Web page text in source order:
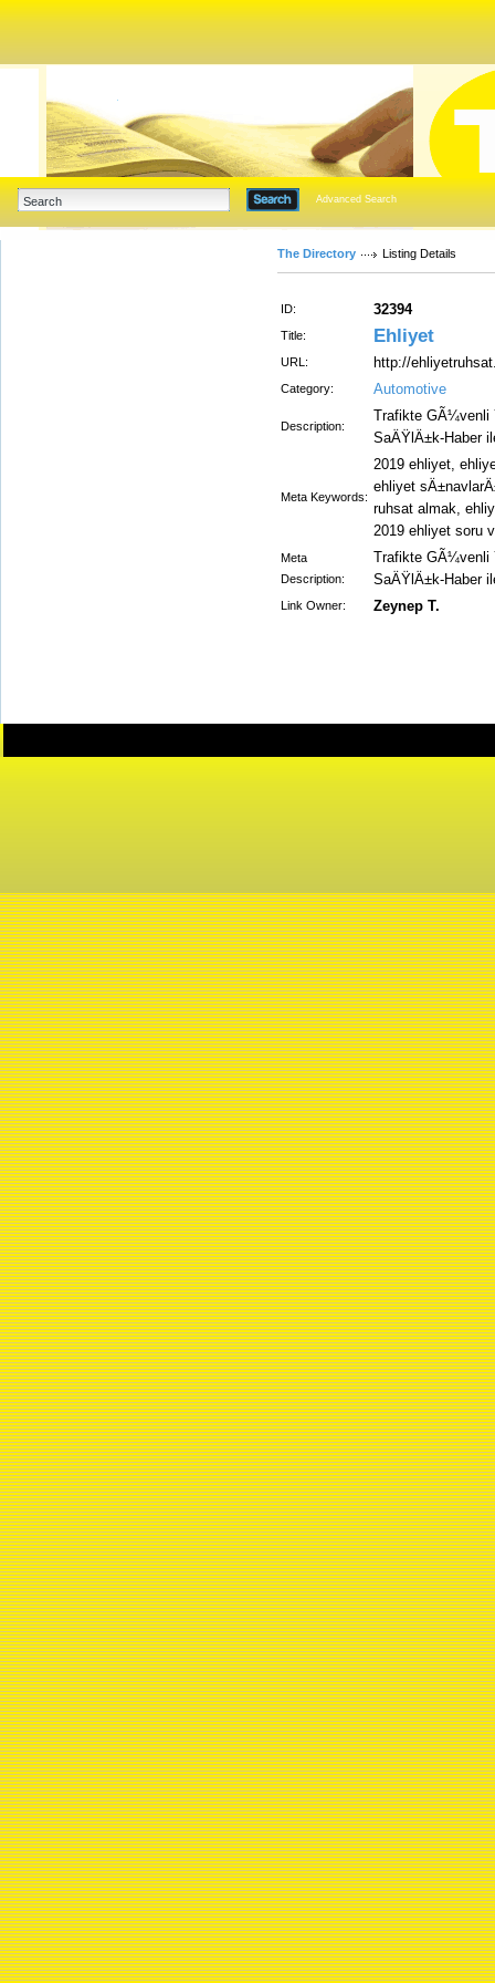
Advanced Search
The Directory Listing Details
ID: 32394
Title: Ehliyet
URL: http://
Category: Automotive
Description:
Trafikte GÃ¼venli
SaÄŸlÄ±k-Haber
Meta Keywords:
2019 ehliyet,
ehliyet
ruhsat almak,
2019 ehliyet soru
Meta
Description:
Trafikte GÃ¼venli
SaÄŸlÄ±k-Haber
Link Owner: Zeynep T.